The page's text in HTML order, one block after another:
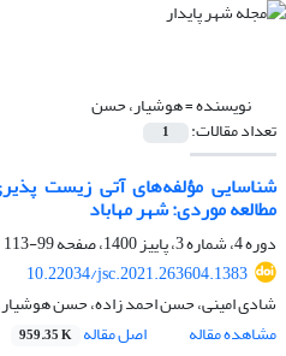
نویسنده =هوشیار، حسن
تعداد مقالات: 1
شناسایی مؤلفه‌های آتی زیست
مطالعه موردی: شهر مهاباد
دوره 4، شماره 3، پاییز 1400، صفحه
99-113
10.22034/jsc.2021.263604.1383
شادی امینی، حسن احمد زاده، حسن
مشاهده مقاله
اصل مقاله 959.35 K